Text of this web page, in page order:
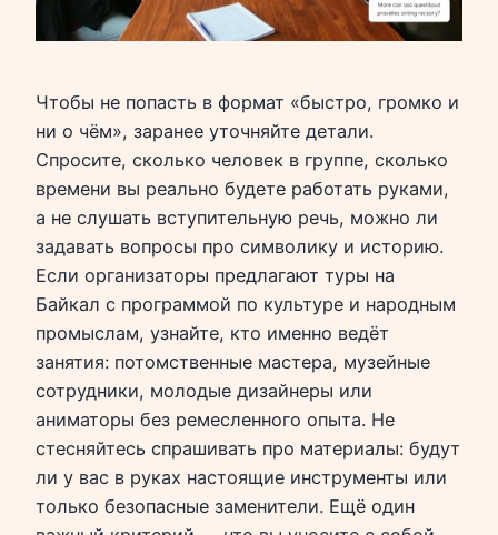
Чтобы не попасть в формат «быстро, громко и
ни о чём», заранее уточняйте детали.
Спросите, сколько человек в группе, сколько
времени вы реально будете работать руками,
а не слушать вступительную речь, можно ли
задавать вопросы про символику и историю.
Если организаторы предлагают туры на
Байкал с программой по культуре и народным
промыслам, узнайте, кто именно ведёт
занятия: потомственные мастера, музейные
сотрудники, молодые дизайнеры или
аниматоры без ремесленного опыта. Не
стесняйтесь спрашивать про материалы: будут
ли у вас в руках настоящие инструменты или
только безопасные заменители. Ещё один